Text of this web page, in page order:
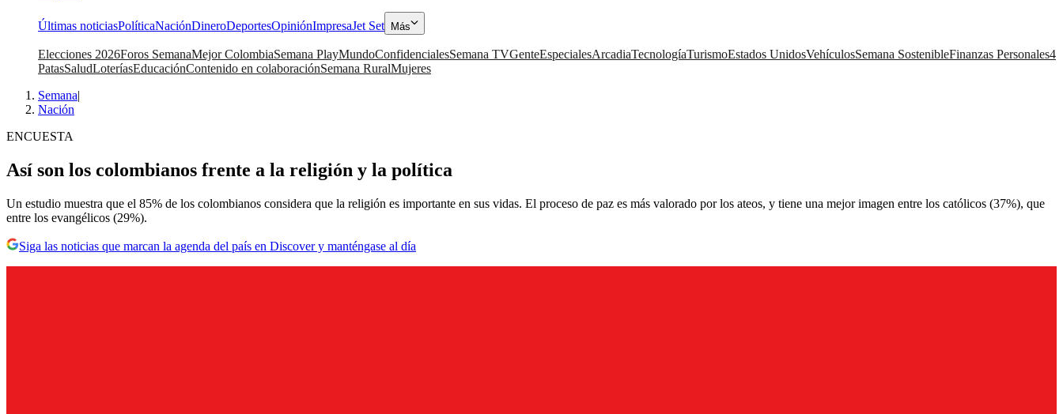
Últimas noticiasPolíticaNaciónDineroDeportesOpiniónImpresaJet Set Más
Elecciones 2026Foros SemanaMejor ColombiaSemana PlayMundoConfidencialesSemana TVGenteEspecialesArcadiaTecnologíaTurismoEstados UnidosVehículosSemana SostenibleFinanzas Personales4
PatasSaludLoteríasEducaciónContenido en colaboraciónSemana RuralMujeres
Semana|
Nación
ENCUESTA
Así son los colombianos frente a la religión y la política
Un estudio muestra que el 85% de los colombianos considera que la religión es importante en sus vidas. El proceso de paz es más valorado por los ateos, y tiene una mejor imagen entre los católicos (37%), que
entre los evangélicos (29%).
Siga las noticias que marcan la agenda del país en Discover y manténgase al día